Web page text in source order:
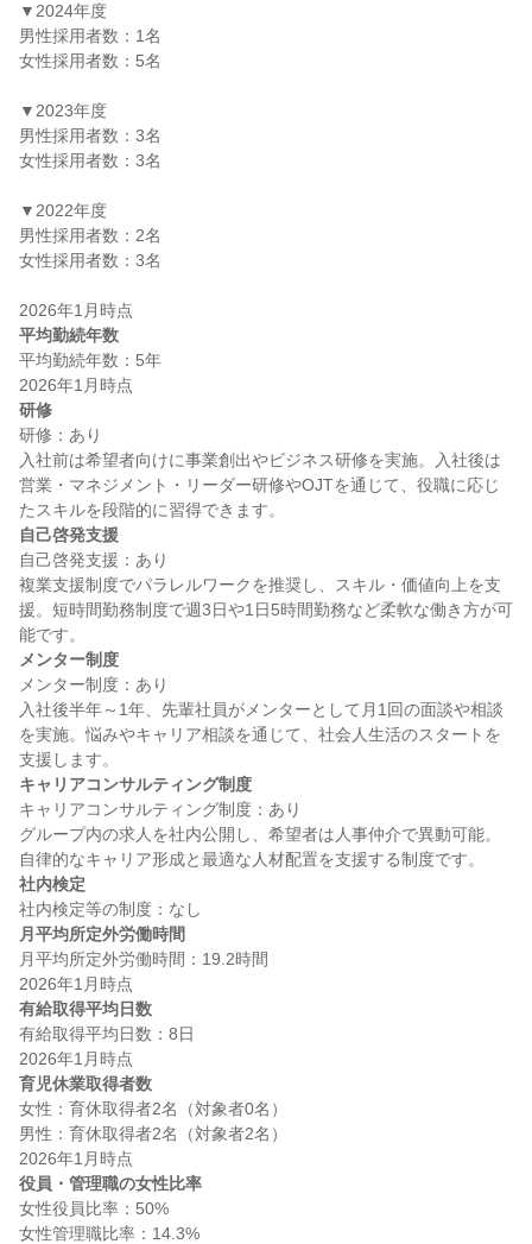
▼2024年度
男性採用者数：1名
女性採用者数：5名
▼2023年度
男性採用者数：3名
女性採用者数：3名
▼2022年度
男性採用者数：2名
女性採用者数：3名
平均勤続年数
平均勤続年数：5年
研修
研修：あり
入社前は希望者向けに事業創出やビジネス研修を実施。入社後は
営業・マネジメント・リーダー研修やOJTを通じて、役職に応じ
自己啓発支援
自己啓発支援：あり
複業支援制度でパラレルワークを推奨し、スキル・価値向上を支
援。短時間勤務制度で週3日や1日5時間勤務など柔軟な働き方が可
メンター制度
メンター制度：あり
入社後半年～1年、先輩社員がメンターとして月1回の面談や相談
を実施。悩みやキャリア相談を通じて、社会人生活のスタートを
キャリアコンサルティング制度
キャリアコンサルティング制度：あり
グループ内の求人を社内公開し、希望者は人事仲介で異動可能。
社内検定
月平均所定外労働時間
月平均所定外労働時間：19.2時間
有給取得平均日数
有給取得平均日数：8日
育児休業取得者数
女性：育休取得者2名（対象者0名）
男性：育休取得者2名（対象者2名）
役員・管理職の女性比率
女性役員比率：50%
女性管理職比率：14.3%